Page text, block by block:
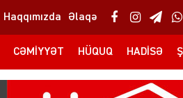
Haqqımızda Əlaqə
CƏMIYYƏT HÜQUQ HADISƏ